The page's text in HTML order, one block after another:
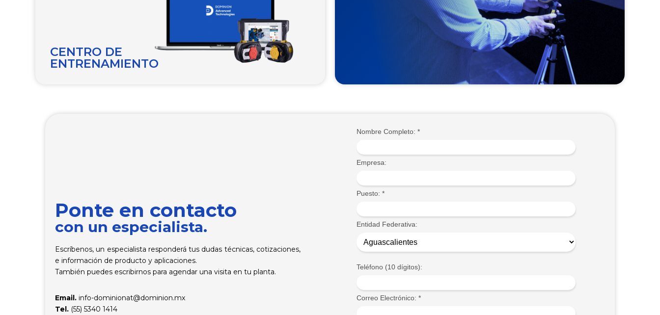
CENTRO DE
ENTRENAMIENTO
Ponte en contacto
con un especialista.
Escríbenos, un especialista responderá tus dudas técnicas, cotizaciones,
e información de producto y aplicaciones.
También puedes escribirnos para agendar una visita en tu planta.
Email. info-dominionat@dominion.mx
Tel. (55) 5340 1414
Nombre Completo:*
Empresa:
Puesto:*
Entidad Federativa:
Teléfono (10 dígitos):
Correo Electrónico:*